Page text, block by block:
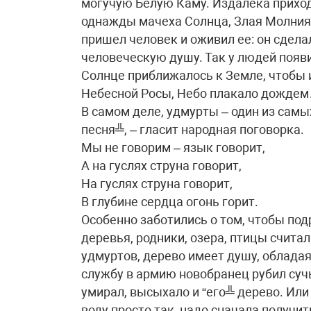
могучую Белую Каму. Издалека
однажды мачеха Солнца, Злая
пришел человек и оживил ее: он
человеческую душу. Так у людей
Солнце приближалось к Земле,
Небесной Росы, Небо плакало
В самом деле, удмурты – один из
песня╩, – гласит народная поговорка.
Мы не говорим – язык говорит,
А на гуслях струна говорит,
На гуслях струна говорит,
В глубине сердца огонь горит.
Особенно заботились о том, чтобы
деревья, родники, озера, птицы
удмуртов, дерево имеет душу,
службу в армию новобранец рубил
умирал, высыхало и “его╩ дерево.